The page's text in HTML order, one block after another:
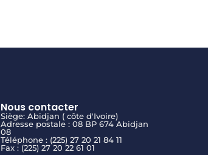
Nous contacter
Siège: Abidjan ( côte d'Ivoire)
Adresse postale : 08 BP 674 Abidjan
08
Téléphone : (225) 27 20 21 84 11
Fax : (225) 27 20 22 61 01